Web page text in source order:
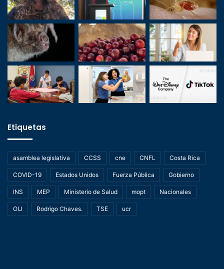
Etiquetas
asamblea legislativa CCSS cne CNFL Costa Rica
COVID-19 Estados Unidos Fuerza Pública Gobierno
INS MEP Ministerio de Salud mopt Nacionales
OIJ Rodrigo Chaves. TSE ucr